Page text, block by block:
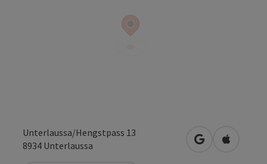
Unterlaussa/Hengstpass 13
8934 Unterlaussa in Googlein Apple